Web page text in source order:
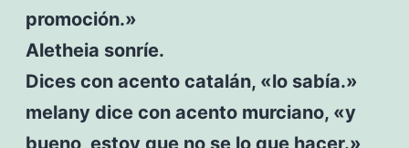
promoción.»
Aletheia sonríe.
Dices con acento catalán, «lo sabía.»
melany dice con acento murciano, «y
bueno, estoy que no se lo que hacer.»